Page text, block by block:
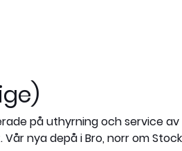
på uthyrning och service
nya depå i Bro, norr om